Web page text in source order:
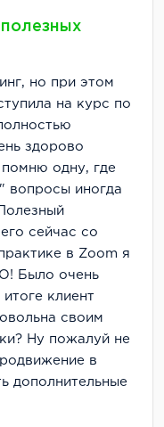
но при этом
на курс по
здорово
помню одну, где
вопросы иногда
сейчас со
в Zoom я
Было очень
клиент
своим
Ну пожалуй не
в
дополнительные